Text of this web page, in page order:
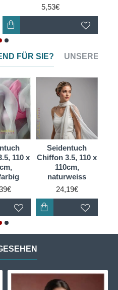
Maulbeerseide, sorgt
auf demKörper
ein luftig leichtes,
100 % reines
sehr preiswert ist, wird es
bei der
angeboten.
5,53€
FÜR SIE? UNSERE
110 x
Seidentuch
Chiffon 3.5, 110 x
110cm,
naturweiss
24,19€